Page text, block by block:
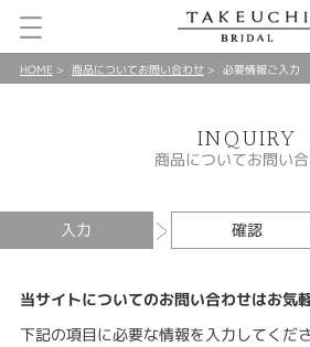
HOME 商品についてお問い合わせ 必要情報ご入力
INQUIRY
商品についてお問い
入力 確認
当サイトについてのお問い合わせはお気
下記の項目に必要な情報を入力してくだ